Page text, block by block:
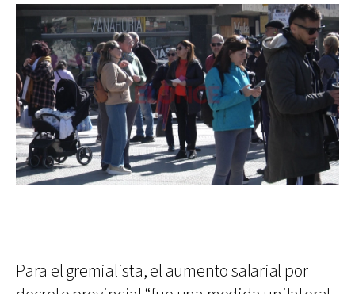
Para el gremialista, el aumento salarial por